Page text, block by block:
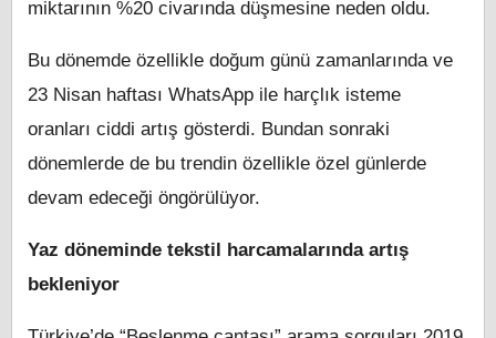
miktarının %20 civarında düşmesine neden oldu.
Bu dönemde özellikle doğum günü zamanlarında ve
23 Nisan haftası WhatsApp ile harçlık isteme
oranları ciddi artış gösterdi. Bundan sonraki
dönemlerde de bu trendin özellikle özel günlerde
devam edeceği öngörülüyor.
Yaz döneminde tekstil harcamalarında artış
bekleniyor